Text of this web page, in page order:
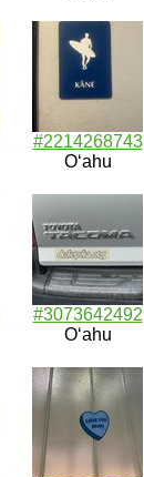
#2214268743
Oʻahu
#3073642492
Oʻahu